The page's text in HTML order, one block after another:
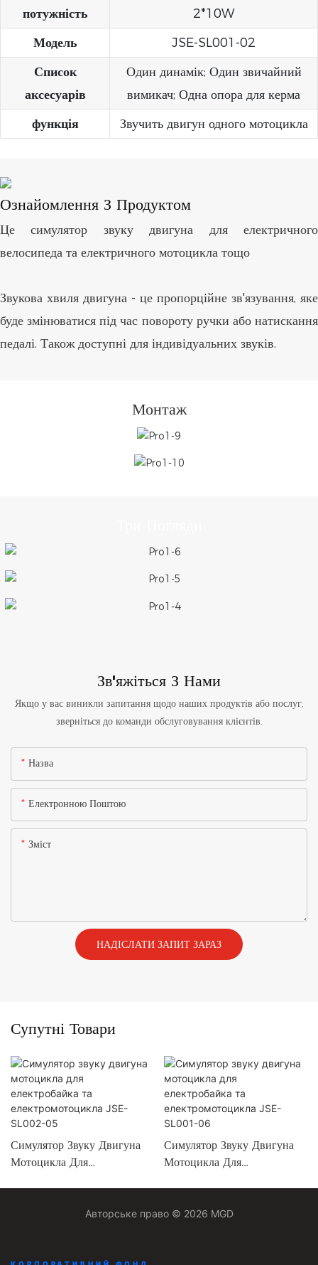
потужність
2*10W
Модель
JSE-SL001-02
Список
аксесуарів
Один динамік; Один звичайний
вимикач; Одна опора для керма
функція
Звучить двигун одного мотоцикла
Ознайомлення З Продуктом
Це симулятор звуку двигуна для електричного
велосипеда та електричного мотоцикла тощо
Звукова хвиля двигуна - це пропорційне зв'язування, яке
буде змінюватися під час повороту ручки або натискання
педалі. Також доступні для індивідуальних звуків.
Монтаж
Зв'яжіться З Нами
Якщо у вас виникли запитання щодо наших продуктів або послуг,
зверніться до команди обслуговування клієнтів.
Назва
Електронною Поштою
Зміст
НАДІСЛАТИ ЗАПИТ ЗАРАЗ
Супутні Товари
Симулятор Звуку Двигуна
Мотоцикла Для
Симулятор Звуку Двигуна
Мотоцикла Для
SL001-06
Авторське право © 2026 MGD